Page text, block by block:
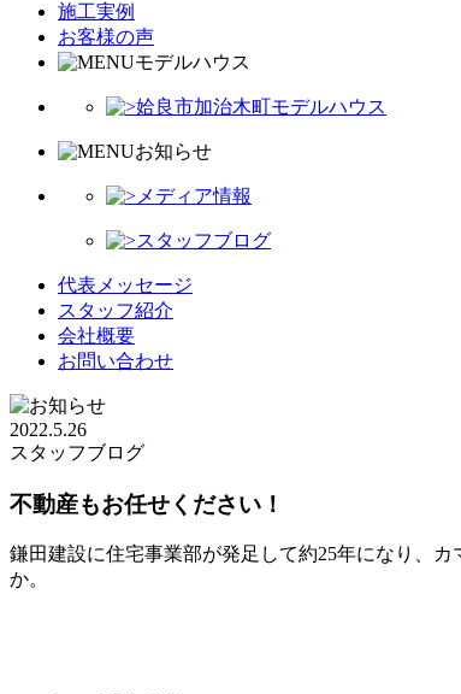
施工実例
お客様の声
モデルハウス
姶良市加治木町モデルハウス
お知らせ
メディア情報
スタッフブログ
代表メッセージ
スタッフ紹介
会社概要
お問い合わせ
2022.5.26
スタッフブログ
不動産もお任せください！
鎌田建設に住宅事業部が発足して約25年になり、
か。